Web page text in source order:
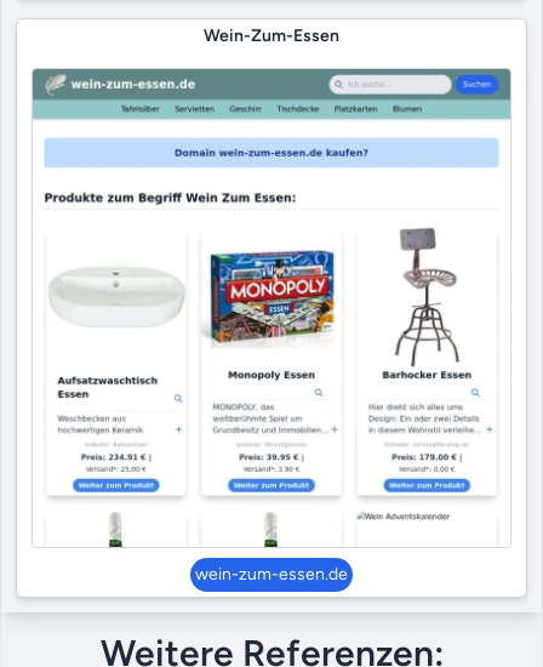
Wein-Zum-Essen
wein-zum-essen.de
Weitere Referenzen: